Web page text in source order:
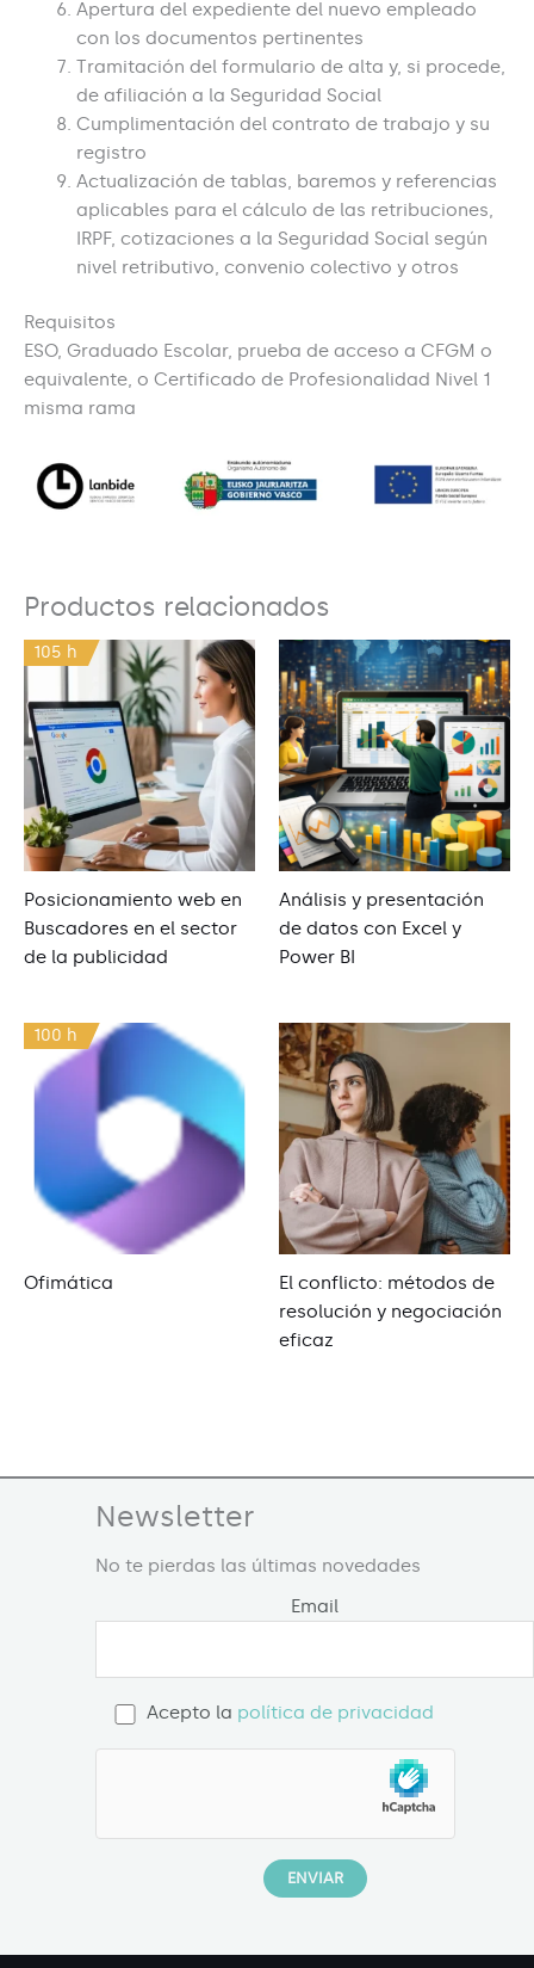
Apertura del expediente del nuevo empleado
con los documentos pertinentes
Tramitación del formulario de alta y, si procede,
de afiliación a la Seguridad Social
Cumplimentación del contrato de trabajo y su
registro
Actualización de tablas, baremos y referencias
aplicables para el cálculo de las retribuciones,
IRPF, cotizaciones a la Seguridad Social según
nivel retributivo, convenio colectivo y otros
Requisitos
ESO, Graduado Escolar, prueba de acceso a CFGM o
equivalente, o Certificado de Profesionalidad Nivel 1
misma rama
Productos relacionados
105 h
Posicionamiento web en
Buscadores en el sector
de la publicidad
Análisis y presentación
de datos con Excel y
Power BI
100 h
Ofimática
El conflicto: métodos de
resolución y negociación
eficaz
Newsletter
No te pierdas las últimas novedades
Email
Acepto la política de privacidad